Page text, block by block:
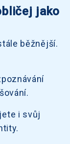
jako
běžnější.
i svůj